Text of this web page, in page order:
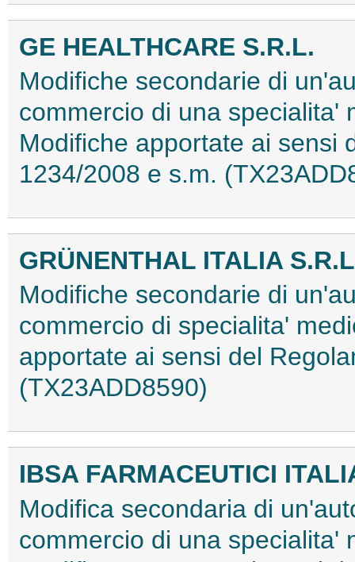
GE HEALTHCARE S.R.L.
Modifiche secondarie di
commercio di una specialita'
Modifiche apportate ai sensi
1234/2008 e s.m.
GRÜNENTHAL ITALIA
Modifiche secondarie di
commercio di specialita'
apportate ai sensi del
(TX23ADD8590)
IBSA FARMACEUTICI
Modifica secondaria di
commercio di una specialita'